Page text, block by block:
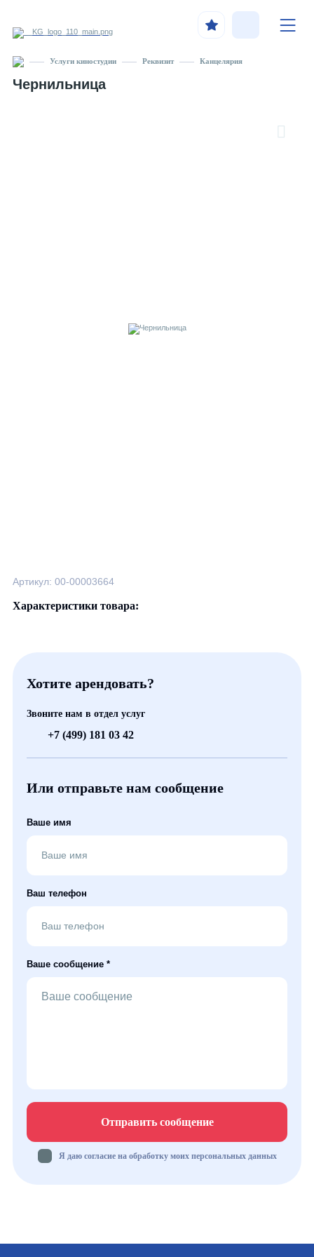
Услуги киностудии Реквизит Канцелярия
Чернильница
Артикул: 00-00003664
Характеристики товара:
Хотите арендовать?
Звоните нам в отдел услуг
+7 (499) 181 03 42
Или отправьте нам сообщение
Ваше имя
Ваш телефон
Ваше сообщение *
Отправить сообщение
Я даю согласие на обработку моих персональных данных